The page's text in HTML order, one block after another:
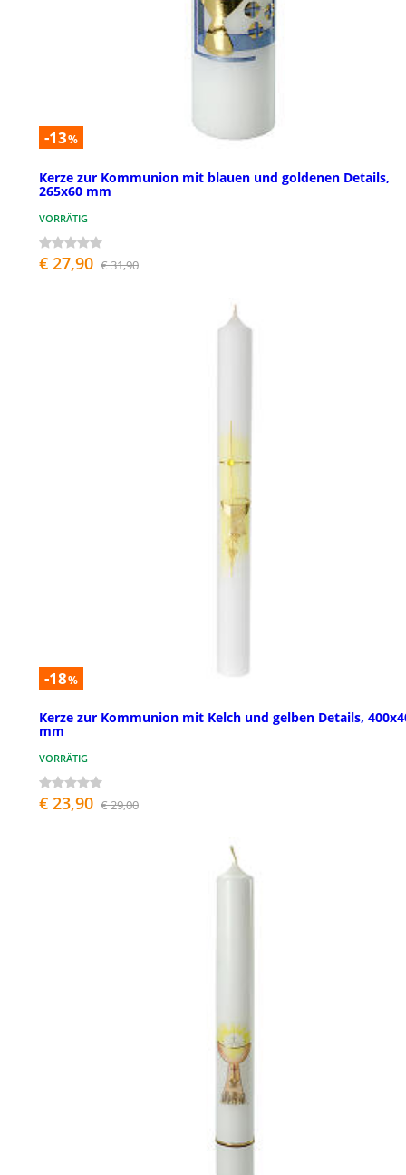
-13%
Kerze zur Kommunion mit blauen und goldenen Details,
265x60 mm
VORRÄTIG
€ 27,90 € 31,90
-18%
Kerze zur Kommunion mit Kelch und gelben Details,
mm
VORRÄTIG
€ 23,90 € 29,00